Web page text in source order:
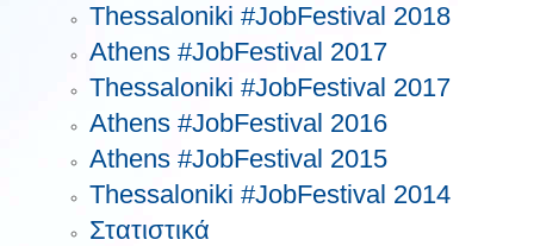
Thessaloniki #JobFestival 2018
Athens #JobFestival 2017
Τhessaloniki #JobFestival 2017
Athens #JobFestival 2016
Athens #JobFestival 2015
Thessaloniki #JobFestival 2014
Στατιστικά